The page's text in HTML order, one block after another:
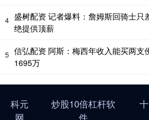
4 盛树配资 记者爆料：詹姆斯回骑士只
绝提供顶薪
5 信弘配资 阿斯：梅西年收入能买两支
1695万
科元
网
炒股10倍杠杆软
件